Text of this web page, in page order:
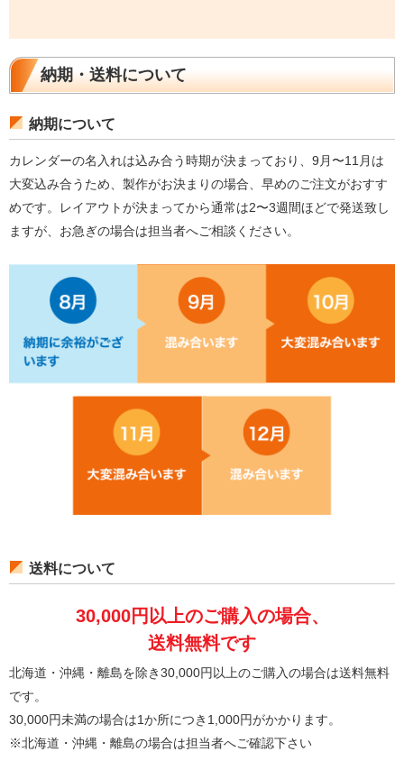
納期・送料について
納期について
カレンダーの名入れは込み合う時期が決まっており、9月〜11月は
大変込み合うため、製作がお決まりの場合、早めのご注文がおすす
めです。レイアウトが決まってから通常は2〜3週間ほどで発送致し
ますが、お急ぎの場合は担当者へご相談ください。
送料について
30,000円以上のご購入の場合、
送料無料です
北海道・沖縄・離島を除き30,000円以上のご購入の場合は送料無料
です。
30,000円未満の場合は1か所につき1,000円がかかります。
※北海道・沖縄・離島の場合は担当者へご確認下さい